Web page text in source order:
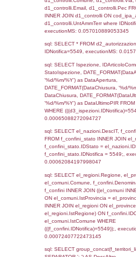
localita,
n.FileNotificaZip,
LEFT JOIN
n.CodiceUnivoco
el_comuni AS
a1.ProvinciaStab
n.IDNotifica =
sql: SELECT
ComuneST,
as ComuneSL,
LEFT JOIN
=
LEFT JOIN